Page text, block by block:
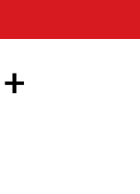
+